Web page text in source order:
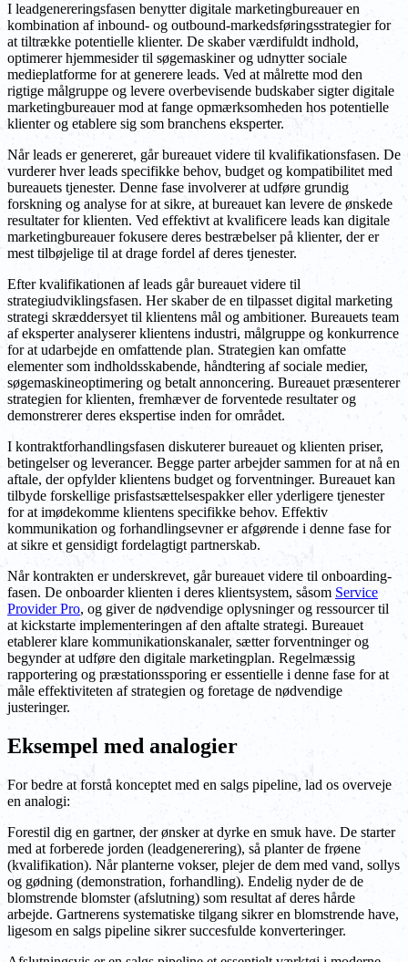
I leadgenereringsfasen benytter digitale marketingbureauer en
kombination af inbound- og outbound-markedsføringsstrategier for
at tiltrække potentielle klienter. De skaber værdifuldt indhold,
optimerer hjemmesider til søgemaskiner og udnytter sociale
medieplatforme for at generere leads. Ved at målrette mod den
rigtige målgruppe og levere overbevisende budskaber sigter digitale
marketingbureauer mod at fange opmærksomheden hos potentielle
klienter og etablere sig som branchens eksperter.
Når leads er genereret, går bureauet videre til kvalifikationsfasen. De
vurderer hver leads specifikke behov, budget og kompatibilitet med
bureauets tjenester. Denne fase involverer at udføre grundig
forskning og analyse for at sikre, at bureauet kan levere de ønskede
resultater for klienten. Ved effektivt at kvalificere leads kan digitale
marketingbureauer fokusere deres bestræbelser på klienter, der er
mest tilbøjelige til at drage fordel af deres tjenester.
Efter kvalifikationen af leads går bureauet videre til
strategiudviklingsfasen. Her skaber de en tilpasset digital marketing
strategi skræddersyet til klientens mål og ambitioner. Bureauets team
af eksperter analyserer klientens industri, målgruppe og konkurrence
for at udarbejde en omfattende plan. Strategien kan omfatte
elementer som indholdsskabende, håndtering af sociale medier,
søgemaskineoptimering og betalt annoncering. Bureauet præsenterer
strategien for klienten, fremhæver de forventede resultater og
demonstrerer deres ekspertise inden for området.
I kontraktforhandlingsfasen diskuterer bureauet og klienten priser,
betingelser og leverancer. Begge parter arbejder sammen for at nå en
aftale, der opfylder klientens budget og forventninger. Bureauet kan
tilbyde forskellige prisfastsættelsespakker eller yderligere tjenester
for at imødekomme klientens specifikke behov. Effektiv
kommunikation og forhandlingsevner er afgørende i denne fase for
at sikre et gensidigt fordelagtigt partnerskab.
Når kontrakten er underskrevet, går bureauet videre til onboarding-
fasen. De onboarder klienten i deres klientsystem, såsom Service
Provider Pro, og giver de nødvendige oplysninger og ressourcer til
at kickstarte implementeringen af den aftalte strategi. Bureauet
etablerer klare kommunikationskanaler, sætter forventninger og
begynder at udføre den digitale marketingplan. Regelmæssig
rapportering og præstationssporing er essentielle i denne fase for at
måle effektiviteten af strategien og foretage de nødvendige
justeringer.
Eksempel med analogier
For bedre at forstå konceptet med en salgs pipeline, lad os overveje
en analogi:
Forestil dig en gartner, der ønsker at dyrke en smuk have. De starter
med at forberede jorden (leadgenerering), så planter de frøene
(kvalifikation). Når planterne vokser, plejer de dem med vand, sollys
og gødning (demonstration, forhandling). Endelig nyder de de
blomstrende blomster (afslutning) som resultat af deres hårde
arbejde. Gartnerens systematiske tilgang sikrer en blomstrende have,
ligesom en salgs pipeline sikrer succesfulde konverteringer.